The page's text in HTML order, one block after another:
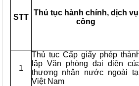
STT
Thủ tục hành chính, dịch vụ
công
1
Thủ tục Cấp giấy phép
lập Văn phòng đại diện
thương nhân nước ngoài
Việt Nam